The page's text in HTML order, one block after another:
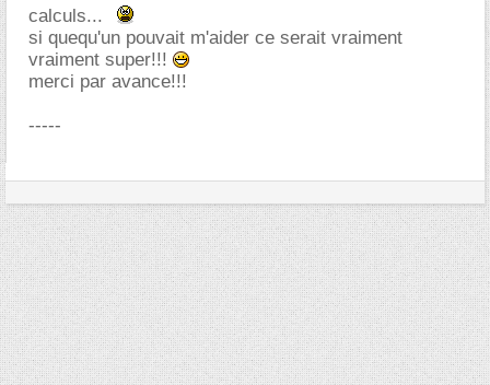
calculs...
si quequ'un pouvait m'aider ce serait vraiment
vraiment super!!!
merci par avance!!!
-----